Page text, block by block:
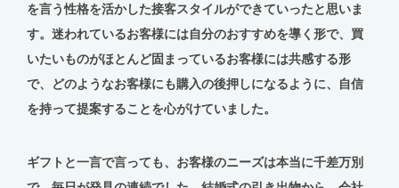
を言う性格を活かした接客スタイルができていったと思いま
す。迷われているお客様には自分のおすすめを導く形で、買
いたいものがほとんど固まっているお客様には共感する形
で、どのようなお客様にも購入の後押しになるように、自信
を持って提案することを心がけていました。
ギフトと一言で言っても、お客様のニーズは本当に千差万別